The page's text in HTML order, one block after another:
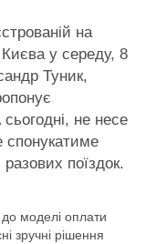
на
у середу, 8
Туник,
не несе
спонукатиме
разових поїздок.
до моделі оплати
зручні рішення